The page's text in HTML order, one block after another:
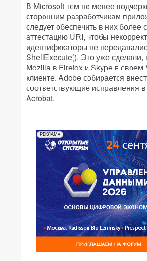
В Microsoft тем не менее
сторонним разработчикам
следует обеспечить в них более
аттестацию URI, чтобы
идентификаторы не
ShellExecute(). Это уже сделали,
Mozilla в Firefox и Skype в своем
клиенте. Adobe собирается
соответствующие исправления
Acrobat.
РЕКЛАМА